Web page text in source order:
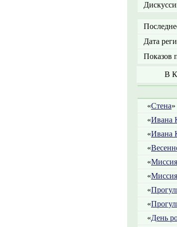
Дата
Показов
В
«Стена»
«Ивана
«Ивана
«
«
«
«
«
«День